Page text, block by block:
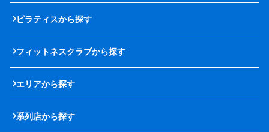
ピラティスから探す
フィットネスクラブから探す
エリアから探す
系列店から探す